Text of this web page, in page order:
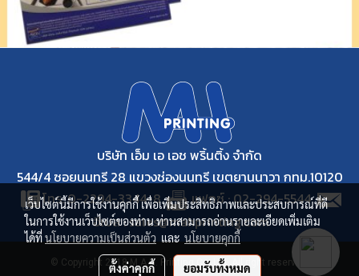
บริษัท เอ็ม เอ เอช พริ้นติ้ง จำกัด
544/4 ซอยนนทรี 28 แขวงช่องนนทรี เขตยานนาวา กทม.10120
โทร. 0-2294-3344-8
แฟกซ์ : 02-294-5544
อีเมล : sales@mahprinting.com
© Copyright 2018 M.A.H. Printing Co.,Ltd. All right reserved.
เว็บไซต์นี้มีการใช้งานคุกกี้ เพื่อเพิ่มประสิทธิภาพและประสบการณ์ที่ดี
ในการใช้งานเว็บไซต์ของท่าน ท่านสามารถอ่านรายละเอียดเพิ่มเติม
ได้ที่นโยบายความเป็นส่วนตัว และ นโยบายคุกกี้
ตั้งค่าคุกกี้ ยอมรับทั้งหมด